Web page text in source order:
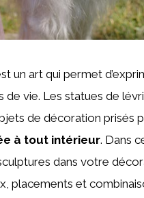
un art qui permet
de vie. Les statues de
de décoration prisés
à tout intérieur. Dans
dans votre
placements et